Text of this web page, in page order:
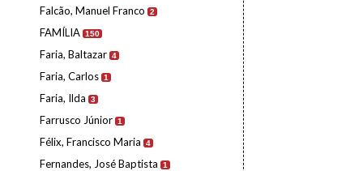
Falcão, Manuel Franco 2
FAMÍLIA 150
Faria, Baltazar 4
Faria, Carlos 1
Faria, Ilda 3
Farrusco Júnior 1
Félix, Francisco Maria 4
Fernandes, José Baptista 1